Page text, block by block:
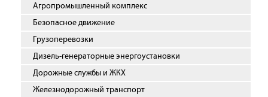
Агропромышленный комплекс
Безопасное движение
Грузоперевозки
Дизель-генераторные энергоустановки
Дорожные службы и ЖКХ
Железнодорожный транспорт